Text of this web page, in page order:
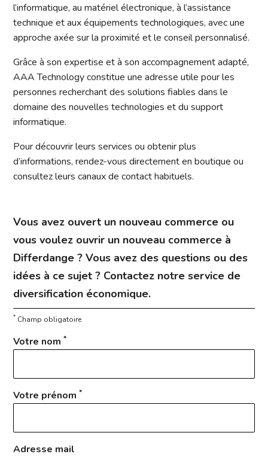
l’informatique, au matériel électronique, à l’assistance
technique et aux équipements technologiques, avec une
approche axée sur la proximité et le conseil personnalisé.
Grâce à son expertise et à son accompagnement adapté,
AAA Technology constitue une adresse utile pour les
personnes recherchant des solutions fiables dans le
domaine des nouvelles technologies et du support
informatique.
Pour découvrir leurs services ou obtenir plus
d’informations, rendez-vous directement en boutique ou
consultez leurs canaux de contact habituels.
Vous avez ouvert un nouveau commerce ou
vous voulez ouvrir un nouveau commerce à
Differdange ? Vous avez des questions ou des
idées à ce sujet ? Contactez notre service de
diversification économique.
* Champ obligatoire
Votre nom*
Votre prénom*
Adresse mail